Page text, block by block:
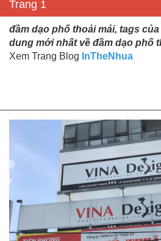
Trang 1
đầm dạo phố thoải mái, tags
dung mới nhất về đầm dạo phố
Xem Trang Blog InTheNhua